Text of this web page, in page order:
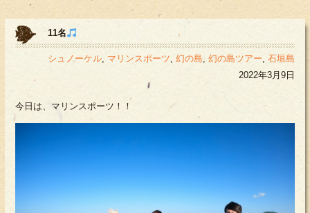
11名
シュノーケル, マリンスポーツ, 幻の島, 幻の島ツアー, 石垣島
2022年3月9日
今日は、マリンスポーツ！！